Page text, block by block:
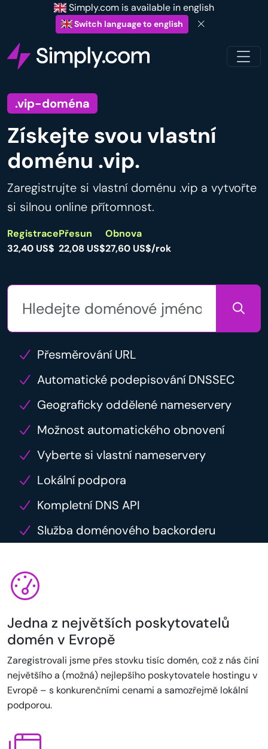
Simply.com is available in english
Switch language to english
.vip-doména
Získejte svou vlastní
doménu .vip.
Zaregistrujte si vlastní doménu .vip a vytvořte
si silnou online přítomnost.
Registrace
32,40 US$
Přesun
22,08 US$
Obnova
27,60 US$/rok
Přesměrování URL
Automatické podepisování DNSSEC
Geograficky oddělené nameservery
Možnost automatického obnovení
Vyberte si vlastní nameservery
Lokální podpora
Kompletní DNS API
Služba doménového backorderu
Jedna z největších poskytovatelů
domén v Evropě
Zaregistrovali jsme přes stovku tisíc domén, což z nás činí
největšího a (možná) nejlepšího poskytovatele hostingu v
Evropě – s konkurenčními cenami a samozřejmě lokální
podporou.